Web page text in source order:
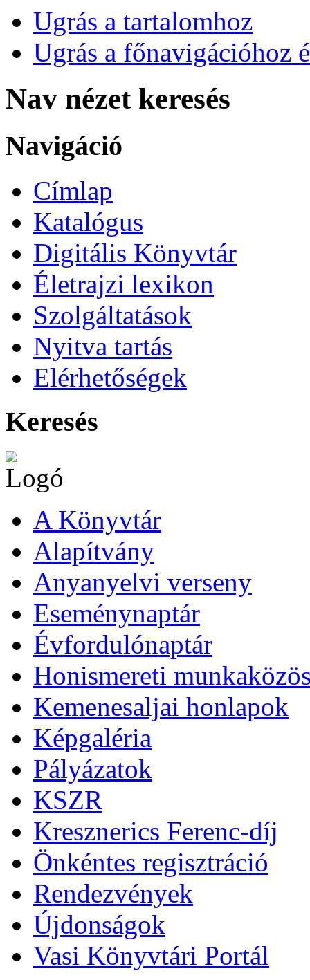
Ugrás a tartalomhoz
Ugrás a főnavigációhoz
Nav nézet keresés
Navigáció
Címlap
Katalógus
Digitális Könyvtár
Életrajzi lexikon
Szolgáltatások
Nyitva tartás
Elérhetőségek
Keresés
A Könyvtár
Alapítvány
Anyanyelvi verseny
Eseménynaptár
Évfordulónaptár
Honismereti
Kemenesaljai honlapok
Képgaléria
Pályázatok
KSZR
Kresznerics Ferenc-díj
Önkéntes regisztráció
Rendezvények
Újdonságok
Vasi Könyvtári Portál